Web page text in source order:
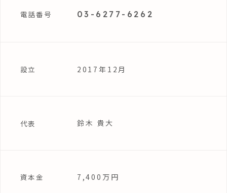
電話番号 03-6277-6262
設立 2017年12月
代表 鈴木 貴大
資本金 7,400万円